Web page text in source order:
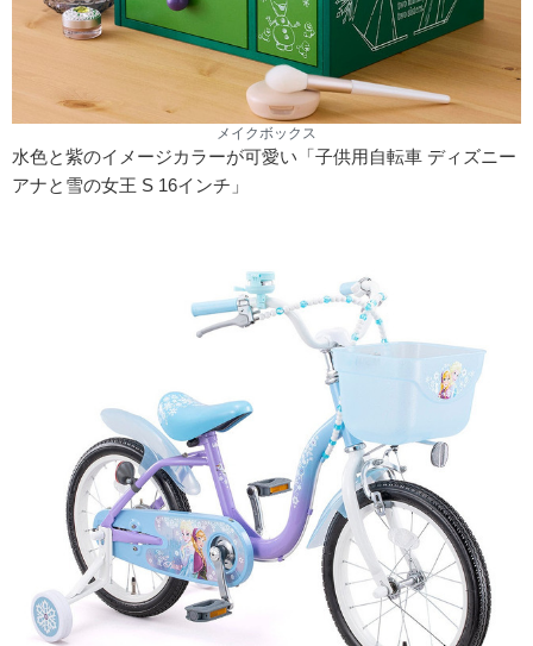
メイクボックス
水色と紫のイメージカラーが可愛い「子供用自転車 ディズニー
アナと雪の女王 S 16インチ」